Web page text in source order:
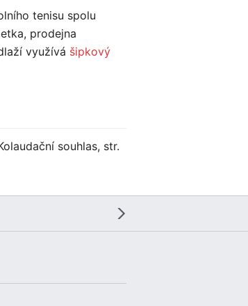
tenisu spolu
prodejna
využívá šipkový
souhlas, str.